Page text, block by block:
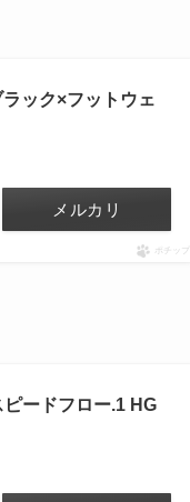
ック×フットウェ
メルカリ
ポチップ
ードフロー.1 HG